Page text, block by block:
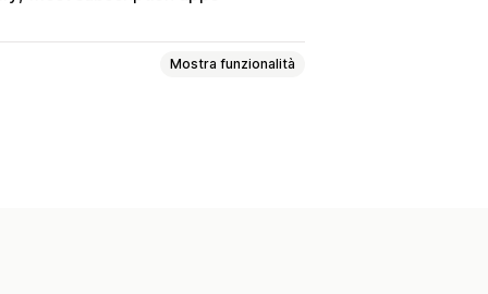
Mostra funzionalità